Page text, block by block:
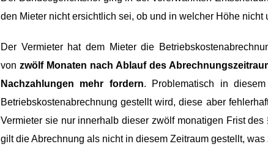
den Mieter nicht ersichtlich sei, ob und in welcher Höhe
Der Vermieter hat dem Mieter die
von zwölf Monaten nach Ablauf des
Nachzahlungen mehr fordern. Problematisch in
Betriebskostenabrechnung gestellt wird, diese aber
Vermieter sie nur innerhalb dieser zwölf monatigen Frist
gilt die Abrechnung als nicht in diesem Zeitraum gestellt,